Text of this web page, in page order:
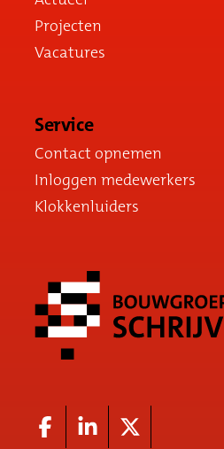
Projecten
Vacatures
Service
Contact opnemen
Inloggen medewerkers
Klokkenluiders